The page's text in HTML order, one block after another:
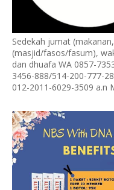
Sedekah jumat
(masjid/fasos/fasum),
dan dhuafa WA 0857-
3456-888/514-200-777-
012-2011-6029-3509 a.n